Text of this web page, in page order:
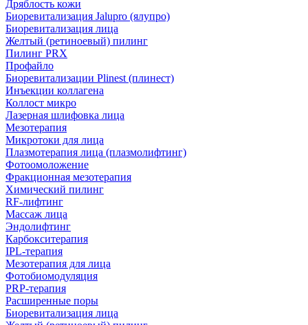
Дряблость кожи
Биоревитализация Jalupro (ялупро)
Биоревитализация лица
Желтый (ретиноевый) пилинг
Пилинг PRX
Профайло
Биоревитализации Plinest (плинест)
Инъекции коллагена
Коллост микро
Лазерная шлифовка лица
Мезотерапия
Микротоки для лица
Плазмотерапия лица (плазмолифтинг)
Фотоомоложение
Фракционная мезотерапия
Химический пилинг
RF-лифтинг
Массаж лица
Эндолифтинг
Карбокситерапия
IPL‑терапия
Мезотерапия для лица
Фотобиомодуляция
PRP-терапия
Расширенные поры
Биоревитализация лица